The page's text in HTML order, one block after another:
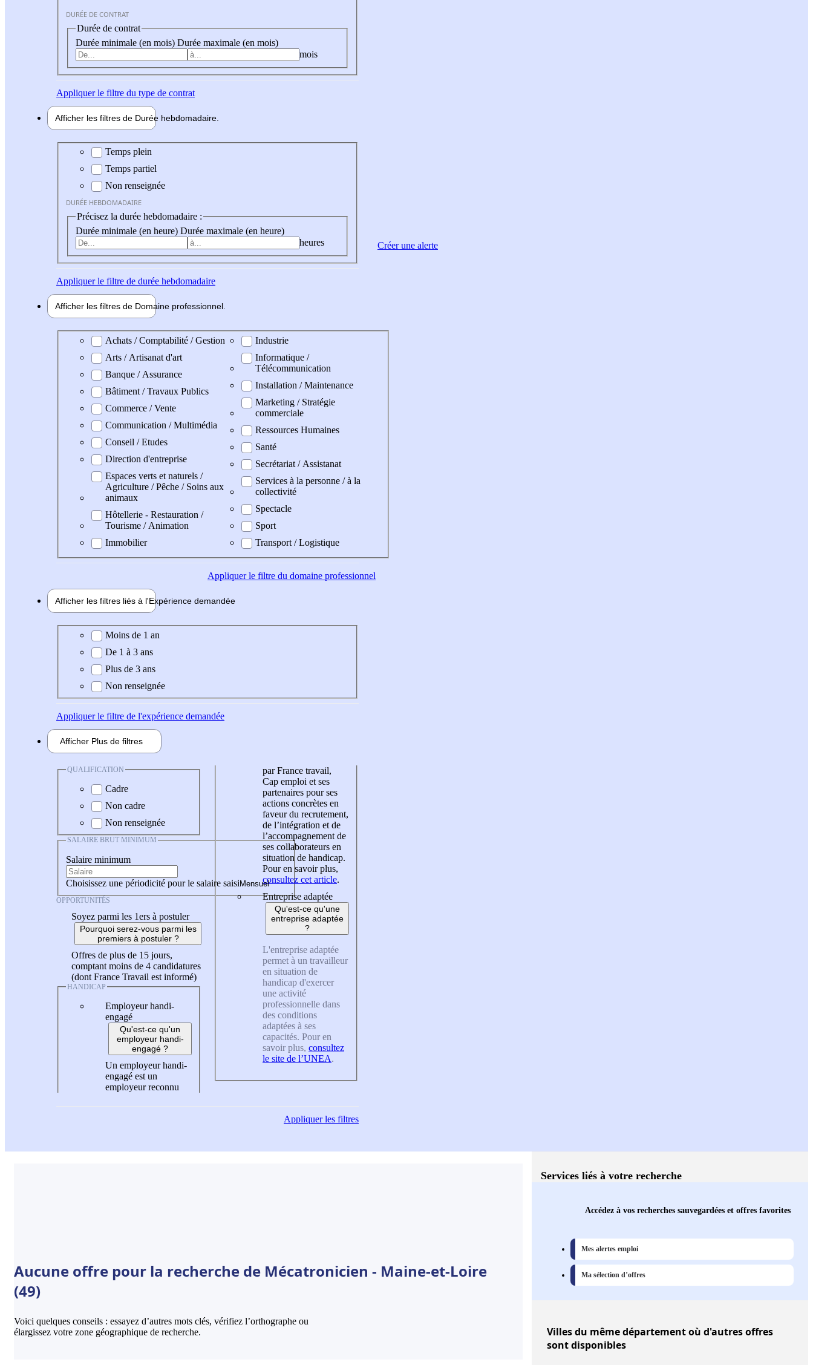
DURÉE DE CONTRAT
Durée de contrat
Durée minimale (en mois) Durée maximale (en mois)
mois
Appliquerle filtre du type de contrat
Afficher les filtres de Durée hebdomadaire
Durée hebdomadaire
Temps plein
Temps partiel
Non renseignée
DURÉE HEBDOMADAIRE
Précisez la durée hebdomadaire :
Durée minimale (en heure) Durée maximale (en heure)
heures
Appliquerle filtre de durée hebdomadaire
Afficher les filtres de Domaine professionnel
Domaine professionel
Achats / Comptabilité / Gestion
Arts / Artisanat d'art
Banque / Assurance
Bâtiment / Travaux Publics
Commerce / Vente
Communication / Multimédia
Conseil / Etudes
Direction d'entreprise
Espaces verts et naturels /
Agriculture / Pêche / Soins aux
animaux
Hôtellerie - Restauration /
Tourisme / Animation
Immobilier
Industrie
Informatique /
Télécommunication
Installation / Maintenance
Marketing / Stratégie
commerciale
Ressources Humaines
Santé
Secrétariat / Assistanat
Services à la personne / à la
collectivité
Spectacle
Sport
Transport / Logistique
Appliquerle filtre du domaine professionnel
Afficher les filtres liés à l'Expérience demandée
Expérience demandée
Moins de 1 an
De 1 à 3 ans
Plus de 3 ans
Non renseignée
Appliquerle filtre de l'expérience demandée
Afficher Plus de filtres
QUALIFICATION
Cadre
Non cadre
Non renseignée
SALAIRE BRUT MINIMUM
Salaire minimum
Choisissez une périodicité pour le salaire saisi
OPPORTUNITÉS
Soyez parmi les 1ers à postuler
Pourquoi serez-vous parmi les
premiers à postuler ?
Offres de plus de 15 jours,
comptant moins de 4 candidatures
(dont France Travail est informé)
HANDICAP
Employeur handi-
engagé
Qu'est-ce qu'un
employeur handi-
engagé ?
Un employeur handi-
engagé est un
employeur reconnu
par France travail,
Cap emploi et ses
partenaires pour ses
actions concrètes en
faveur du recrutement,
de l’intégration et de
l’accompagnement de
ses collaborateurs en
situation de handicap.
Pour en savoir plus,
consultez cet article.
Entreprise adaptée
Qu'est-ce qu'une
entreprise adaptée
?
L'entreprise adaptée
permet à un travailleur
en situation de
handicap d'exercer
une activité
professionnelle dans
des conditions
adaptées à ses
capacités. Pour en
savoir plus, consultez
le site de l’UNEA.
Appliquerles filtres
Créer une alerte
Aucune offre pour la recherche de Mécatronicien - Maine-et-Loire
(49)
Voici quelques conseils : essayez d’autres mots clés, vérifiez l’orthographe ou
élargissez votre zone géographique de recherche.
Services liés à votre recherche
Accédez à vos recherches sauvegardées et offres favorites
Mes alertes emploi
Ma sélection d’offres
Villesdu même département où d'autres offres
sont disponibles